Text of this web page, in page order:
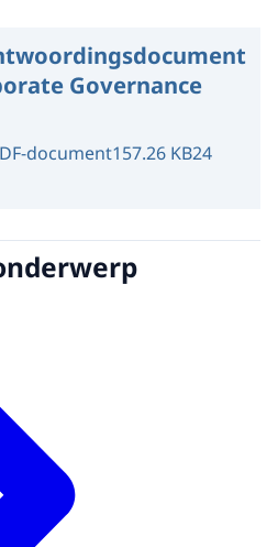
Governance
document157.26 KB24